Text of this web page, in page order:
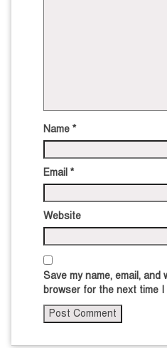
Name *
Email *
Website
Save my name, email, and
browser for the next time I